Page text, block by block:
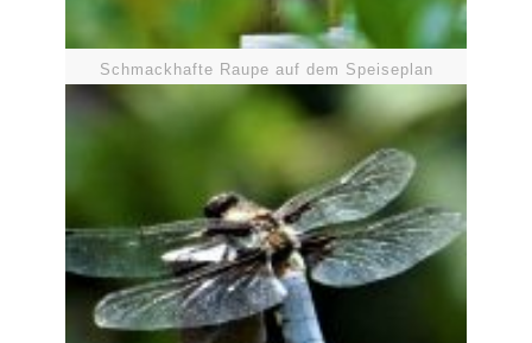
Schmackhafte Raupe auf dem Speiseplan